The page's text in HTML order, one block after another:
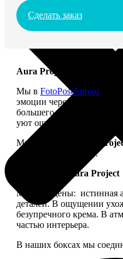
Сделать заказ
Aura Project: твой
Мы в FotoPostApp.ru
эмоции через
большего — чтобы
уют ощущался не только
Мы запускаем
Aura
осознанной красоте.
Философия Aura Project
Мы убеждены: истинная
деталей. В ощущении
безупречного крема. В
частью интерьера.
В наших боксах мы